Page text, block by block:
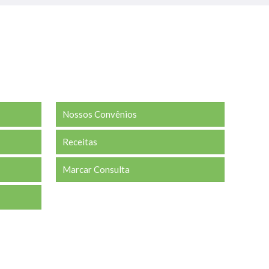
Nossos Convênios
Receitas
Marcar Consulta